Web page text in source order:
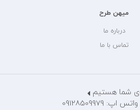
میهن طرح
درباره ما
تماس با ما
شما هستیم
اپ: 09128509979